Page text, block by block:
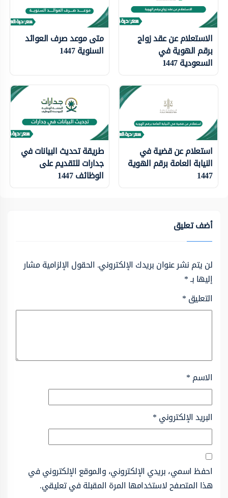
الاستعلام عن عقد زواج
برقم الهوية في
السعودية 1447
متى موعد صرف العوائد
السنوية 1447
استعلام عن قضية في
النيابة العامة برقم الهوية
1447
طريقة تحديث البيانات في
جدارات للتقديم على
الوظائف 1447
أضف تعليق
لن يتم نشر عنوان بريدك الإلكتروني. الحقول الإلزامية مشار
إليها بـ*
التعليق*
الاسم*
البريد الإلكتروني*
احفظ اسمي، بريدي الإلكتروني، والموقع الإلكتروني في
هذا المتصفح لاستخدامها المرة المقبلة في تعليقي.